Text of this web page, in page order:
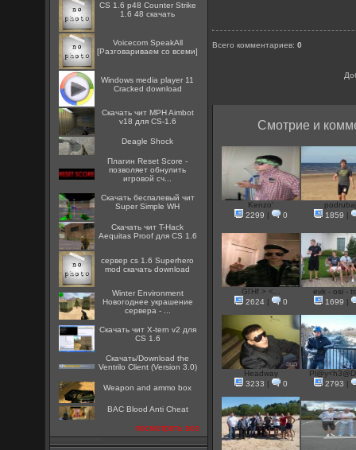
CS 1.6 p48 Counter Strike
1.6 48 скачать
Voicecom SpeakAll
[Разговариваем со всеми]
Windows media player 11
Cracked download
Скачать чит MPH Aimbot
v18 для CS-1.6
Deagle Shock
Плагин Reset Score -
позволяет обнулить
игровой сч...
Скачать беспалевый чит
Super Simple WH
Скачать чит T-Hack
Aequitas Proof для CS 1.6
сервер cs 1.6 Superhero
mod скачать download
Winter Environment
Новогоднее украшение
сервера - ...
Скачать чит X-tern v2 для
CS 1.6
Скачать/Download the
Ventrilo Client (Version 3.0)
Weapon and ammo box
BAC Blood Anti Cheat
посмотреть все
Всего комментариев:0
Смотрие и
Kenzo'
2299
0
podrubaj
1859
Gl'Hf > <...
2624| 0
evk - osi -
1699
Headway
3233
0
2793